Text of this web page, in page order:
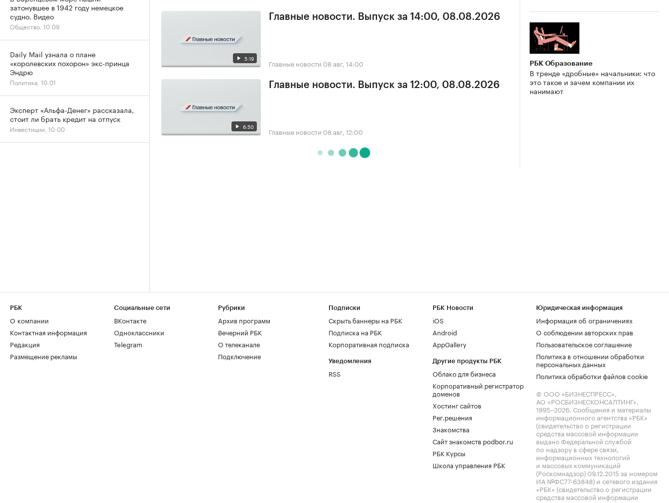
5:19
Главные новости. Выпуск за 14:00, 08.08.2026
Главные новости 08 авг, 14:00
6:50
Главные новости. Выпуск за 12:00, 08.08.2026
Главные новости 08 авг, 12:00
РБК Образование
В тренде «дробные» начальники: что
это такое и зачем компании их
нанимают
затонувшее в 1942 году немецкое
судно. Видео
Общество, 10:09
Daily Mail узнала о плане
«королевских похорон» экс-принца
Эндрю
Политика, 10:01
Эксперт «Альфа-Денег» рассказала,
стоит ли брать кредит на отпуск
Инвестиции, 10:00
РБК
О компании
Контактная информация
Редакция
Размещение рекламы
Социальные сети
ВКонтакте
Одноклассники
Telegram
Рубрики
Архив программ
Вечерний РБК
О телеканале
Подключение
Подписки
Скрыть баннеры на РБК
Подписка на РБК
Корпоративная подписка
Уведомления
RSS
РБК Новости
iOS
Android
AppGallery
Другие продукты РБК
Облако для бизнеса
Корпоративный регистратор
доменов
Хостинг сайтов
Рег.решения
Знакомства
Сайт знакомств podbor.ru
РБК Курсы
Школа управления РБК
Юридическая информация
Информация об ограничениях
О соблюдении авторских прав
Пользовательское соглашение
Политика в отношении обработки
персональных данных
Политика обработки файлов cookie
© ООО «БИЗНЕСПРЕСС»,
АО «РОСБИЗНЕСКОНСАЛТИНГ»,
1995–2026. Сообщения и материалы
информационного агентства «РБК»
(свидетельство о регистрации
средства массовой информации
выдано Федеральной службой
по надзору в сфере связи,
информационных технологий
и массовых коммуникаций
(Роскомнадзор) 09.12.2015 за номером
ИА №ФС77-63848) и сетевого издания
«РБК» (свидетельство о регистрации
средства массовой информации